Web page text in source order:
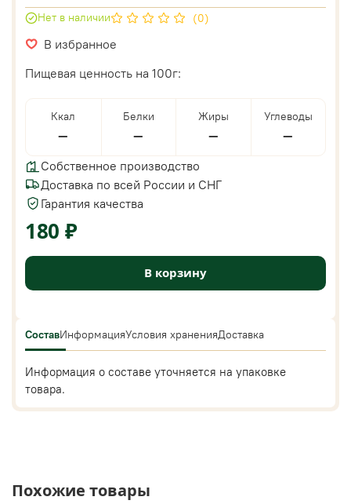
(0)
В избранное
Нет в наличии
Пищевая ценность на 100г:
Ккал
—
Белки
—
Жиры
—
Углеводы
—
Собственное производство
Доставка по всей России и СНГ
Гарантия качества
180 ₽
В корзину
СоставИнформацияУсловия храненияДоставка
Информация о составе уточняется на упаковке
товара.
Похожие товары